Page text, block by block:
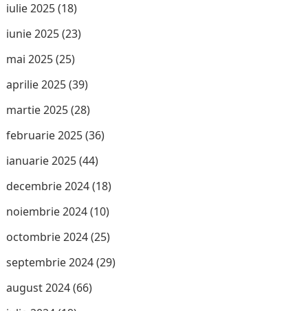
iulie 2025(18)
iunie 2025(23)
mai 2025(25)
aprilie 2025(39)
martie 2025(28)
februarie 2025(36)
ianuarie 2025(44)
decembrie 2024(18)
noiembrie 2024(10)
octombrie 2024(25)
septembrie 2024(29)
august 2024(66)